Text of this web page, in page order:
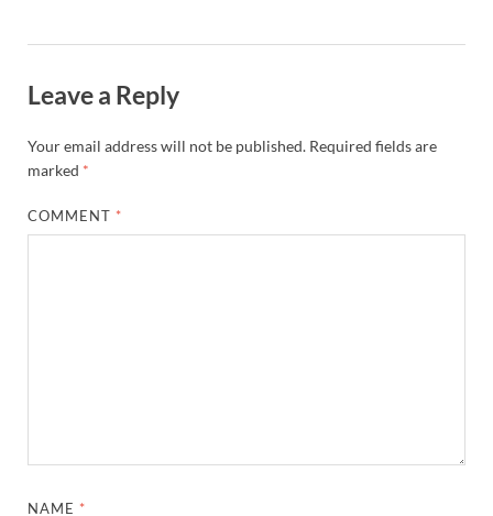
Leave a Reply
Your email address will not be published. Required fields are
marked *
COMMENT *
NAME *